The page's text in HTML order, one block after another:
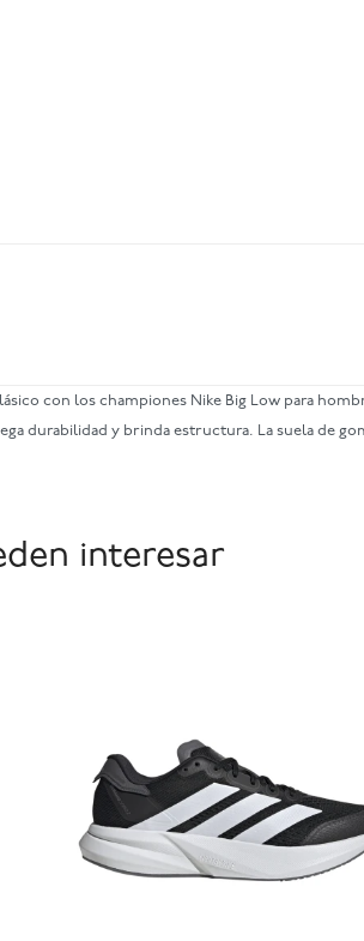
con los championes Nike Big Low para
durabilidad y brinda estructura. La suela de
interesar